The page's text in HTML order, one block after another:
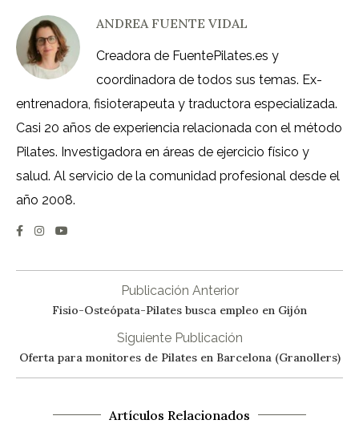
ANDREA FUENTE VIDAL
Creadora de FuentePilates.es y
coordinadora de todos sus temas. Ex-
entrenadora, fisioterapeuta y traductora especializada.
Casi 20 años de experiencia relacionada con el método
Pilates. Investigadora en áreas de ejercicio físico y
salud. Al servicio de la comunidad profesional desde el
año 2008.
Publicación Anterior
Fisio-Osteópata-Pilates busca empleo en Gijón
Siguiente Publicación
Oferta para monitores de Pilates en Barcelona (Granollers)
Artículos Relacionados